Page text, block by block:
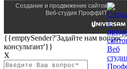
Создание и продвижение сайтов
Веб-студия ПроффИТ
{{emptySender?'Задайте нам
консультант'}}
Х